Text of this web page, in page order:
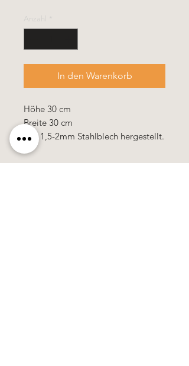
Anzahl
In den Warenkorb
Höhe 30 cm
Breite 30 cm
Aus 1,5-2mm Stahlblech hergestellt.